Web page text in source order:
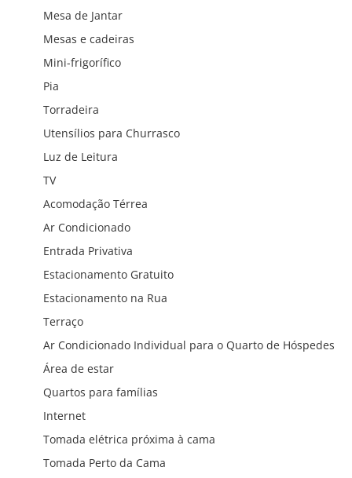
Mesa de Jantar
Mesas e cadeiras
Mini-frigorífico
Pia
Torradeira
Utensílios para Churrasco
Luz de Leitura
TV
Acomodação Térrea
Ar Condicionado
Entrada Privativa
Estacionamento Gratuito
Estacionamento na Rua
Terraço
Ar Condicionado Individual para o Quarto de Hóspedes
Área de estar
Quartos para famílias
Internet
Tomada elétrica próxima à cama
Tomada Perto da Cama